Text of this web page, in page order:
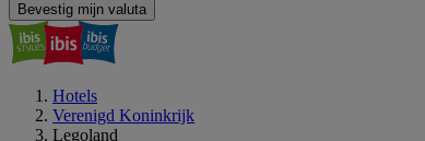
Bevestig mijn valuta
Hotels
Verenigd Koninkrijk
Legoland